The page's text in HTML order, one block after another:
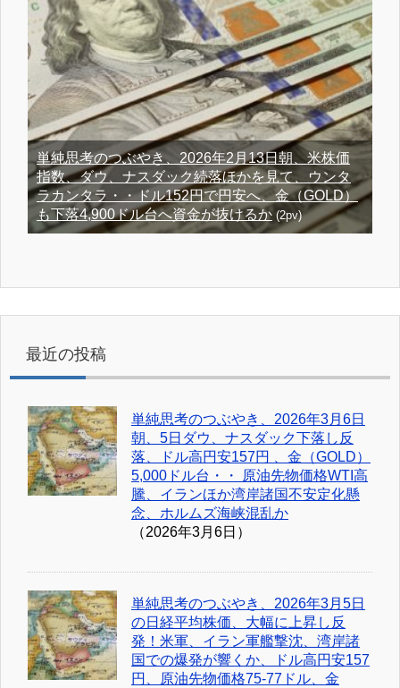
単純思考のつぶやき、2026年2月13日朝、米株価
指数、ダウ、ナスダック続落ほかを見て、ウンタ
ラカンタラ・・ドル152円で円安へ、金（GOLD）
も下落4,900ドル台へ資金が抜けるか(2pv)
最近の投稿
単純思考のつぶやき、2026年3月6日
朝、5日ダウ、ナスダック下落し反
落、ドル高円安157円 、金（GOLD）
5,000ドル台・・ 原油先物価格WTI高
騰、イランほか湾岸諸国不安定化懸
念、ホルムズ海峡混乱か
（2026年3月6日）
単純思考のつぶやき、2026年3月5日
の日経平均株価、大幅に上昇し反
発！米軍、イラン軍艦撃沈、湾岸諸
国での爆発が響くか、ドル高円安157
円、原油先物価格75-77ドル、金